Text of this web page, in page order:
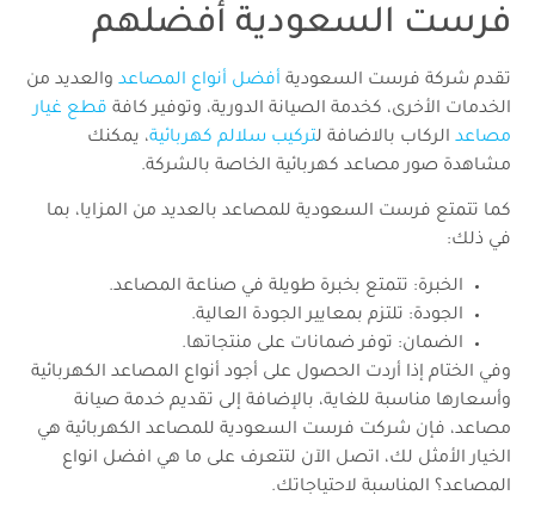
فرست السعودية أفضلهم
تقدم شركة فرست السعودية أفضل أنواع المصاعد والعديد من
الخدمات الأخرى، كخدمة الصيانة الدورية، وتوفير كافة قطع غيار
مصاعد الركاب بالاضافة لتركيب سلالم كهربائية، يمكنك
مشاهدة صور مصاعد كهربائية الخاصة بالشركة.
كما تتمتع فرست السعودية للمصاعد بالعديد من المزايا، بما
في ذلك:
الخبرة: تتمتع بخبرة طويلة في صناعة المصاعد.
الجودة: تلتزم بمعايير الجودة العالية.
الضمان: توفر ضمانات على منتجاتها.
وفي الختام إذا أردت الحصول على أجود أنواع المصاعد الكهربائية
وأسعارها مناسبة للغاية، بالإضافة إلى تقديم خدمة صيانة
مصاعد، فإن شركت فرست السعودية للمصاعد الكهربائية هي
الخيار الأمثل لك، اتصل الآن لتتعرف على ما هي افضل انواع
المصاعد؟ المناسبة لاحتياجاتك.